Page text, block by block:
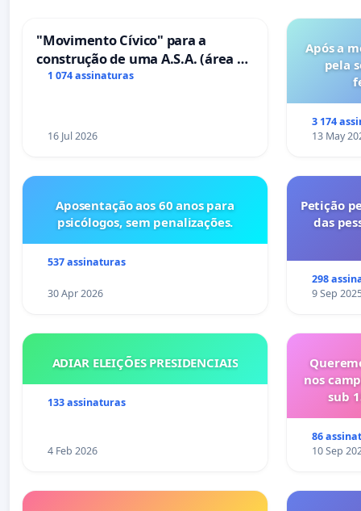
"Movimento Cívico" para a
construção de uma A.S.A. (área de
serviços para autocaravanas) em
1 074 assinaturas
16 Jul 2026
Após a
pela
3 174
13 May
Aposentação aos 60 anos para
psicólogos, sem penalizações.
537 assinaturas
30 Apr 2026
Petição
das
298
9 Sep
ADIAR ELEIÇÕES PRESIDENCIAIS
133 assinaturas
4 Feb 2026
nos
sub
86
10 Sep